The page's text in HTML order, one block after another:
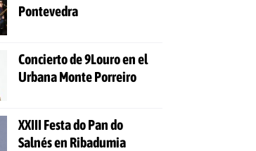
Pontevedra
Concierto de 9Louro en el
Urbana Monte Porreiro
XXIII Festa do Pan do
Salnés en Ribadumia